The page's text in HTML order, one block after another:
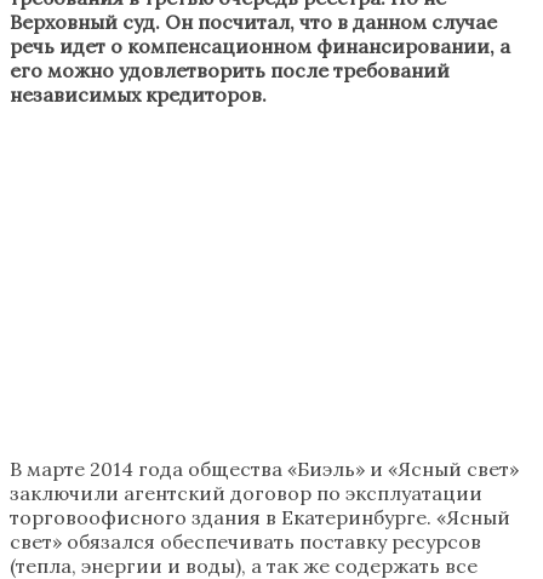
Верховный суд. Он посчитал, что в данном случае
речь идет о компенсационном финансировании, а
его можно удовлетворить после требований
независимых кредиторов.
В марте 2014 года общества «Биэль» и «Ясный свет»
заключили агентский договор по эксплуатации
торговоофисного здания в Екатеринбурге. «Ясный
свет» обязался обеспечивать поставку ресурсов
(тепла, энергии и воды), а так же содержать все